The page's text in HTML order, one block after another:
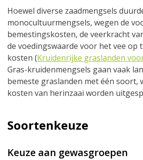
Hoewel diverse zaadmengsels
monocultuurmengsels, wegen de
bemestingskosten, de veerkracht
de voedingswaarde voor het vee op
kosten (Kruidenrijke graslanden
Gras-kruidenmengsels gaan vaak
bemeste graslanden met één soort,
kosten van herinzaai worden
Soortenkeuze
Keuze aan gewasgroepen